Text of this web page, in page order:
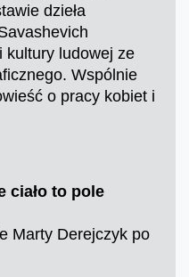
dzieła
kultury ludowej ze
Wspólnie
o pracy kobiet i
ciało to pole
Marty Derejczyk po